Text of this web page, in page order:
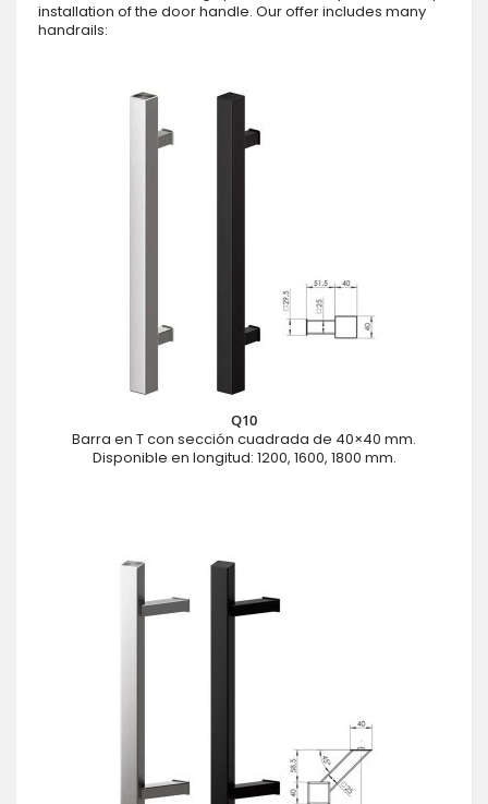
installation of the door handle. Our offer includes many
handrails:
Q10
Barra en T con sección cuadrada de 40×40 mm.
Disponible en longitud: 1200, 1600, 1800 mm.